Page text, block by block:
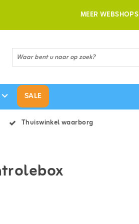
MEER WEBSHOPS
SALE
Thuiswinkel waarborg